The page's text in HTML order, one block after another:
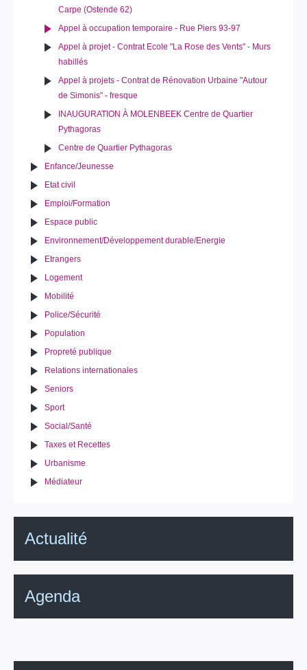
Carpe (Ostende 62)
Appel à occupation temporaire - Rue Piers 93-97
Appel à projet - Contrat Ecole "La Rose des Vents" - Murs
habillés
Appel à projets - Contrat de Rénovation Urbaine "Autour
de Simonis" - fresque
INAUGURATION À MOLENBEEK Centre de Quartier
Pythagoras
Centre de Quartier Pythagoras
Enfance/Jeunesse
Etat civil
Emploi/Formation
Espace public
Environnement/Développement durable/Energie
Etrangers
Logement
Mobilité
Police/Sécurité
Population
Propreté publique
Relations internationales
Seniors
Sport
Social/Santé
Taxes et Recettes
Urbanisme
Médiateur
Actualité
Agenda